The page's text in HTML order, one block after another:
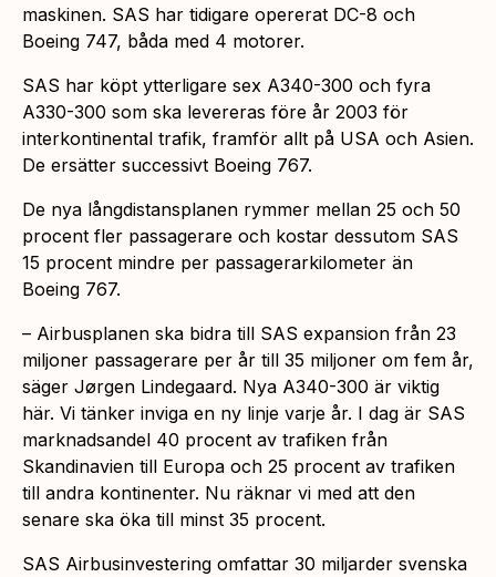
maskinen. SAS har tidigare opererat DC-8 och
Boeing 747, båda med 4 motorer.
SAS har köpt ytterligare sex A340-300 och fyra
A330-300 som ska levereras före år 2003 för
interkontinental trafik, framför allt på USA och Asien.
De ersätter successivt Boeing 767.
De nya långdistansplanen rymmer mellan 25 och 50
procent fler passagerare och kostar dessutom SAS
15 procent mindre per passagerarkilometer än
Boeing 767.
– Airbusplanen ska bidra till SAS expansion från 23
miljoner passagerare per år till 35 miljoner om fem år,
säger Jørgen Lindegaard. Nya A340-300 är viktig
här. Vi tänker inviga en ny linje varje år. I dag är SAS
marknadsandel 40 procent av trafiken från
Skandinavien till Europa och 25 procent av trafiken
till andra kontinenter. Nu räknar vi med att den
senare ska öka till minst 35 procent.
SAS Airbusinvestering omfattar 30 miljarder svenska